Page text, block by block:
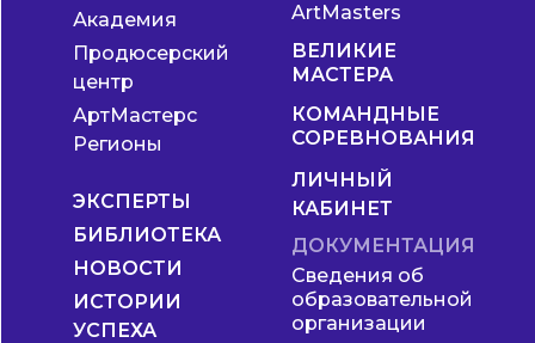
КОМАНДНЫЕ
СОРЕВНОВАНИЯ
ВЕЛИКИЕ
МАСТЕРА
ЭКСПЕРТЫ
БИБЛИОТЕКА
НОВОСТИ
ИСТОРИИ
УСПЕХА
ArtMasters
ЛИЧНЫЙ
КАБИНЕТ
Академия
Продюсерский
центр
АртМастерс
Регионы
ДОКУМЕНТАЦИЯ
Сведения об
образовательной
организации